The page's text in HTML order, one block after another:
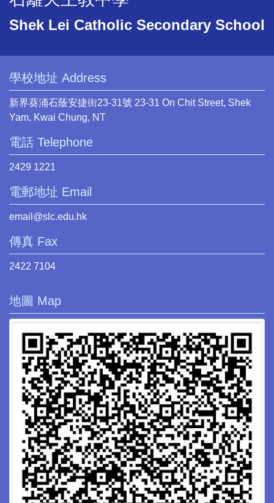
Shek Lei Catholic Secondary School
學校地址 Address
新界葵涌石蔭安捷街23-31號 23-31 On Chit Street, Shek
Yam, Kwai Chung, NT
電話 Telephone
2429 1221
電郵地址 Email
email@slc.edu.hk
傳真 Fax
2422 7104
地圖 Map